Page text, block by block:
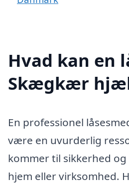
Hvad kan en
Skægkær
En professionel
være en uvurderlig
kommer til sikkerhed
hjem eller virksomhed.